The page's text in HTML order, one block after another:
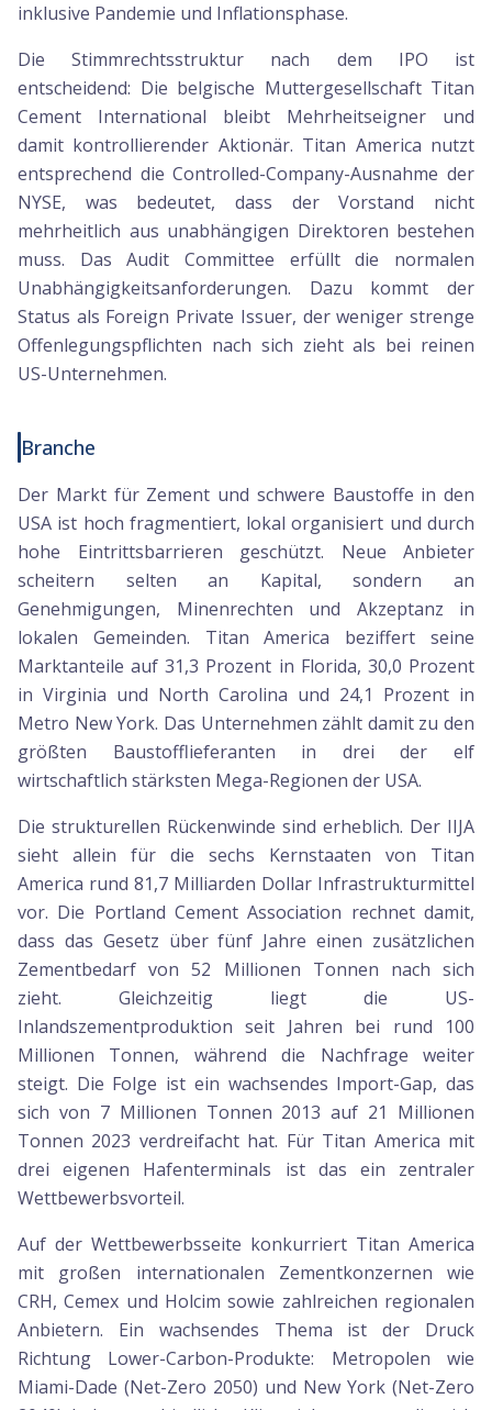
inklusive Pandemie und Inflationsphase.
Die Stimmrechtsstruktur nach dem IPO ist
entscheidend: Die belgische Muttergesellschaft Titan
Cement International bleibt Mehrheitseigner und
damit kontrollierender Aktionär. Titan America nutzt
entsprechend die Controlled-Company-Ausnahme der
NYSE, was bedeutet, dass der Vorstand nicht
mehrheitlich aus unabhängigen Direktoren bestehen
muss. Das Audit Committee erfüllt die normalen
Unabhängigkeitsanforderungen. Dazu kommt der
Status als Foreign Private Issuer, der weniger strenge
Offenlegungspflichten nach sich zieht als bei reinen
US-Unternehmen.
Branche
Der Markt für Zement und schwere Baustoffe in den
USA ist hoch fragmentiert, lokal organisiert und durch
hohe Eintrittsbarrieren geschützt. Neue Anbieter
scheitern selten an Kapital, sondern an
Genehmigungen, Minenrechten und Akzeptanz in
lokalen Gemeinden. Titan America beziffert seine
Marktanteile auf 31,3 Prozent in Florida, 30,0 Prozent
in Virginia und North Carolina und 24,1 Prozent in
Metro New York. Das Unternehmen zählt damit zu den
größten Baustofflieferanten in drei der elf
wirtschaftlich stärksten Mega-Regionen der USA.
Die strukturellen Rückenwinde sind erheblich. Der IIJA
sieht allein für die sechs Kernstaaten von Titan
America rund 81,7 Milliarden Dollar Infrastrukturmittel
vor. Die Portland Cement Association rechnet damit,
dass das Gesetz über fünf Jahre einen zusätzlichen
Zementbedarf von 52 Millionen Tonnen nach sich
zieht. Gleichzeitig liegt die US-
Inlandszementproduktion seit Jahren bei rund 100
Millionen Tonnen, während die Nachfrage weiter
steigt. Die Folge ist ein wachsendes Import-Gap, das
sich von 7 Millionen Tonnen 2013 auf 21 Millionen
Tonnen 2023 verdreifacht hat. Für Titan America mit
drei eigenen Hafenterminals ist das ein zentraler
Wettbewerbsvorteil.
Auf der Wettbewerbsseite konkurriert Titan America
mit großen internationalen Zementkonzernen wie
CRH, Cemex und Holcim sowie zahlreichen regionalen
Anbietern. Ein wachsendes Thema ist der Druck
Richtung Lower-Carbon-Produkte: Metropolen wie
Miami-Dade (Net-Zero 2050) und New York (Net-Zero